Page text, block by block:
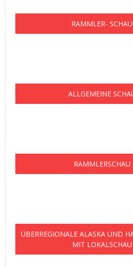
RAMMLER-
ALLGEMEINE
RAMMLERSCHAU
ÜBERREGIONALE ALASKA UND
MIT